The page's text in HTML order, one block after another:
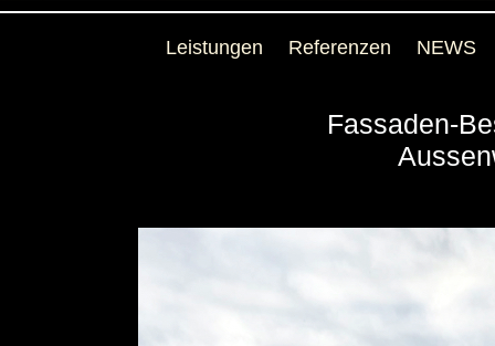
Fassaden-
Leistungen Referenzen NEWS